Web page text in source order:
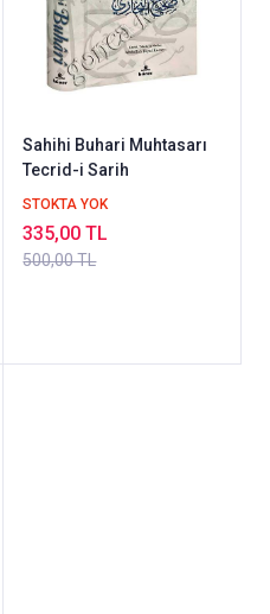
Sahihi Buhari Muhtasarı
Tecrid-i Sarih
STOKTA YOK
500,00 TL
335,00 TL